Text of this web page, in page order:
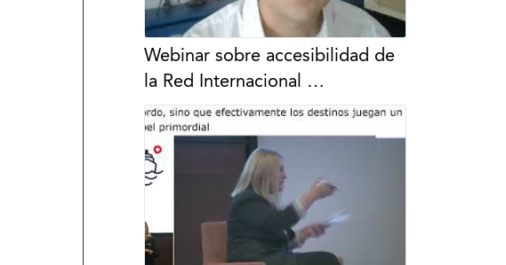
Webinar sobre accesibilidad de
la Red Internacional …